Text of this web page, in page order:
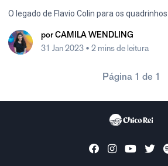
O legado de Flavio Colin para os
por CAMILA WENDLING
31 Jan 2023 • 2 mins de leitura
Página 1 de 1